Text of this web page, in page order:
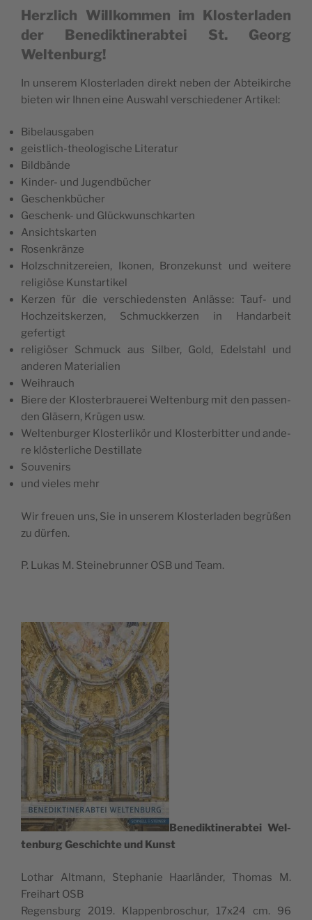
Herzlich Willkommen im Klosterladen
der Benediktinerabtei St. Georg
Weltenburg!
In unse­rem Klo­s­ter­la­den direkt neben der Abte­i­kirc­he
bie­ten wir Ihnen eine Auswa­hl ver­sc­hi­e­de­ner Artikel:
Bibe­la­u­s­ga­ben
gei­s­tlich-theo­lo­gi­sc­he Literatur
Bild­bän­de
Kin­der- und Jugendbücher
Gesc­henk­büc­her
Gesc­henk- und Glückwunschkarten
Ansic­ht­s­kar­ten
Rosen­krän­ze
Holz­sc­hnit­ze­re­i­en, Iko­nen, Bron­ze­kunst und wei­te­re
reli­gi­öse Kunstartikel
Ker­zen für die ver­sc­hi­e­den­sten Anläs­se: Tauf- und
Hoc­hze­it­s­ker­zen, Schmuc­kker­zen in Han­dar­be­it
gefertigt
reli­gi­öser Schmuck aus Sil­ber, Gold, Edel­sta­hl und
ande­ren Materialien
Wei­hra­uch
Bie­re der Klo­s­ter­bra­u­e­rei Wel­ten­burg mit den pas­sen­
den Gläsern, Krügen usw.
Wel­ten­bur­ger Klo­s­ter­li­kör und Klo­s­ter­bit­ter und ande­
re klös­ter­lic­he Destillate
Sou­ve­nirs
und vie­les mehr
Wir fre­u­en uns, Sie in unse­rem Klo­s­ter­la­den begrüßen
zu dürfen.
P. Lukas M. Ste­i­ne­brun­ner OSB und Team.
Bene­dik­ti­ne­rab­tei Wel­
ten­burg Gesc­hic­hte und Kunst
Lot­har Alt­mann, Step­ha­nie Haar­län­der, Tho­mas M.
Fre­i­hart OSB
Regen­s­burg 2019. Kla­ppen­bro­sc­hur, 17x24 cm. 96